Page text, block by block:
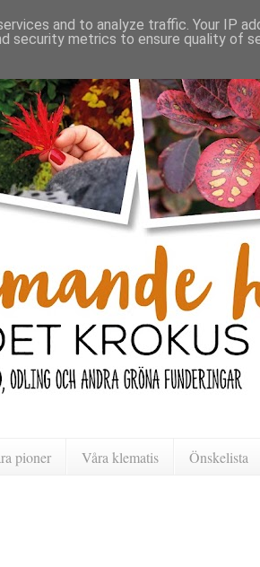
pioner Våra klematis Önskelista
and to analyze traffic. Your IP
security metrics to ensure quality of